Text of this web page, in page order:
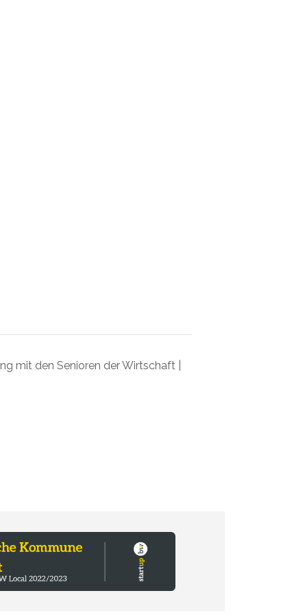
mit den Senioren der Wirtschaft |